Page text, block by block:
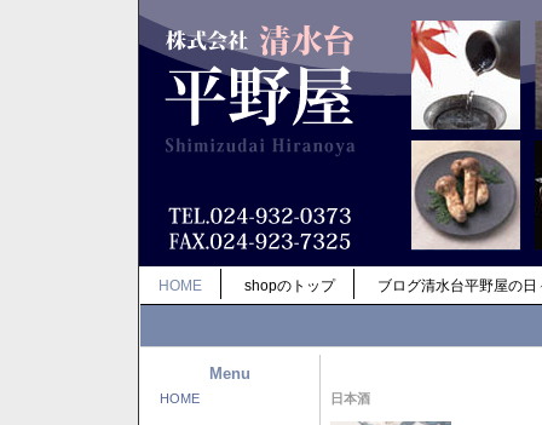
HOME shopのトップ ブログ清水台平野屋の日
Menu
HOME 日本酒